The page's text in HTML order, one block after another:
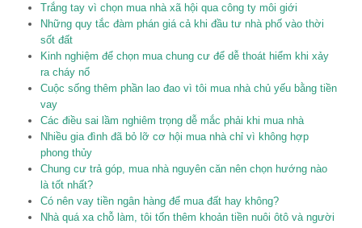
Trắng tay vì chọn mua nhà xã hội qua công ty môi giới
Những quy tắc đàm phán giá cả khi đầu tư nhà phố vào thời
sốt đất
Kinh nghiệm để chọn mua chung cư để dễ thoát hiểm khi xảy
ra cháy nổ
Cuộc sống thêm phần lao đao vì tôi mua nhà chủ yếu bằng tiền
vay
Các điều sai lầm nghiêm trọng dễ mắc phải khi mua nhà
Nhiều gia đình đã bỏ lỡ cơ hội mua nhà chỉ vì không hợp
phong thủy
Chung cư trả góp, mua nhà nguyên căn nên chọn hướng nào
là tốt nhất?
Có nên vay tiền ngân hàng để mua đất hay không?
Nhà quá xa chỗ làm, tôi tốn thêm khoản tiền nuôi ôtô và người